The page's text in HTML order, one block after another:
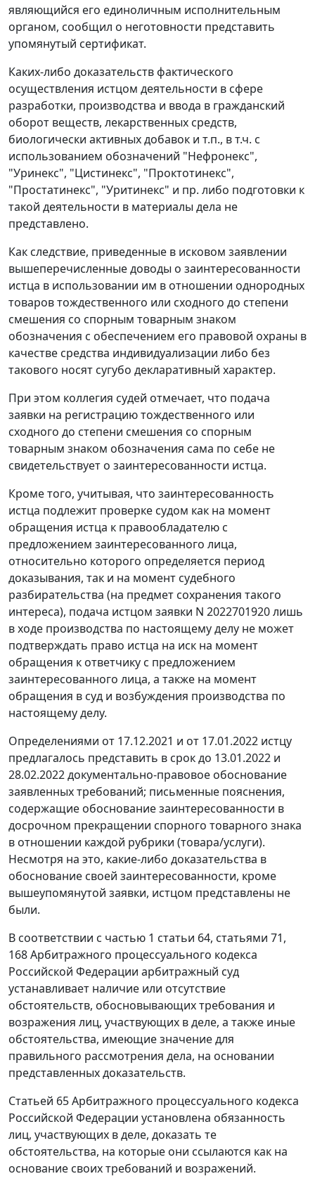
являющийся его единоличным исполнительным
органом, сообщил о неготовности представить
упомянутый сертификат.
Каких-либо доказательств фактического
осуществления истцом деятельности в сфере
разработки, производства и ввода в гражданский
оборот веществ, лекарственных средств,
биологически активных добавок и т.п., в т.ч. с
использованием обозначений "Нефронекс",
"Уринекс", "Цистинекс", "Проктотинекс",
"Простатинекс", "Уритинекс" и пр. либо подготовки к
такой деятельности в материалы дела не
представлено.
Как следствие, приведенные в исковом заявлении
вышеперечисленные доводы о заинтересованности
истца в использовании им в отношении однородных
товаров тождественного или сходного до степени
смешения со спорным товарным знаком
обозначения с обеспечением его правовой охраны в
качестве средства индивидуализации либо без
такового носят сугубо декларативный характер.
При этом коллегия судей отмечает, что подача
заявки на регистрацию тождественного или
сходного до степени смешения со спорным
товарным знаком обозначения сама по себе не
свидетельствует о заинтересованности истца.
Кроме того, учитывая, что заинтересованность
истца подлежит проверке судом как на момент
обращения истца к правообладателю с
предложением заинтересованного лица,
относительно которого определяется период
доказывания, так и на момент судебного
разбирательства (на предмет сохранения такого
интереса), подача истцом заявки N 2022701920 лишь
в ходе производства по настоящему делу не может
подтверждать право истца на иск на момент
обращения к ответчику с предложением
заинтересованного лица, а также на момент
обращения в суд и возбуждения производства по
настоящему делу.
Определениями от 17.12.2021 и от 17.01.2022 истцу
предлагалось представить в срок до 13.01.2022 и
28.02.2022 документально-правовое обоснование
заявленных требований; письменные пояснения,
содержащие обоснование заинтересованности в
досрочном прекращении спорного товарного знака
в отношении каждой рубрики (товара/услуги).
Несмотря на это, какие-либо доказательства в
обоснование своей заинтересованности, кроме
вышеупомянутой заявки, истцом представлены не
были.
В соответствии с частью 1 статьи 64, статьями 71,
168 Арбитражного процессуального кодекса
Российской Федерации арбитражный суд
устанавливает наличие или отсутствие
обстоятельств, обосновывающих требования и
возражения лиц, участвующих в деле, а также иные
обстоятельства, имеющие значение для
правильного рассмотрения дела, на основании
представленных доказательств.
Статьей 65 Арбитражного процессуального кодекса
Российской Федерации установлена обязанность
лиц, участвующих в деле, доказать те
обстоятельства, на которые они ссылаются как на
основание своих требований и возражений.